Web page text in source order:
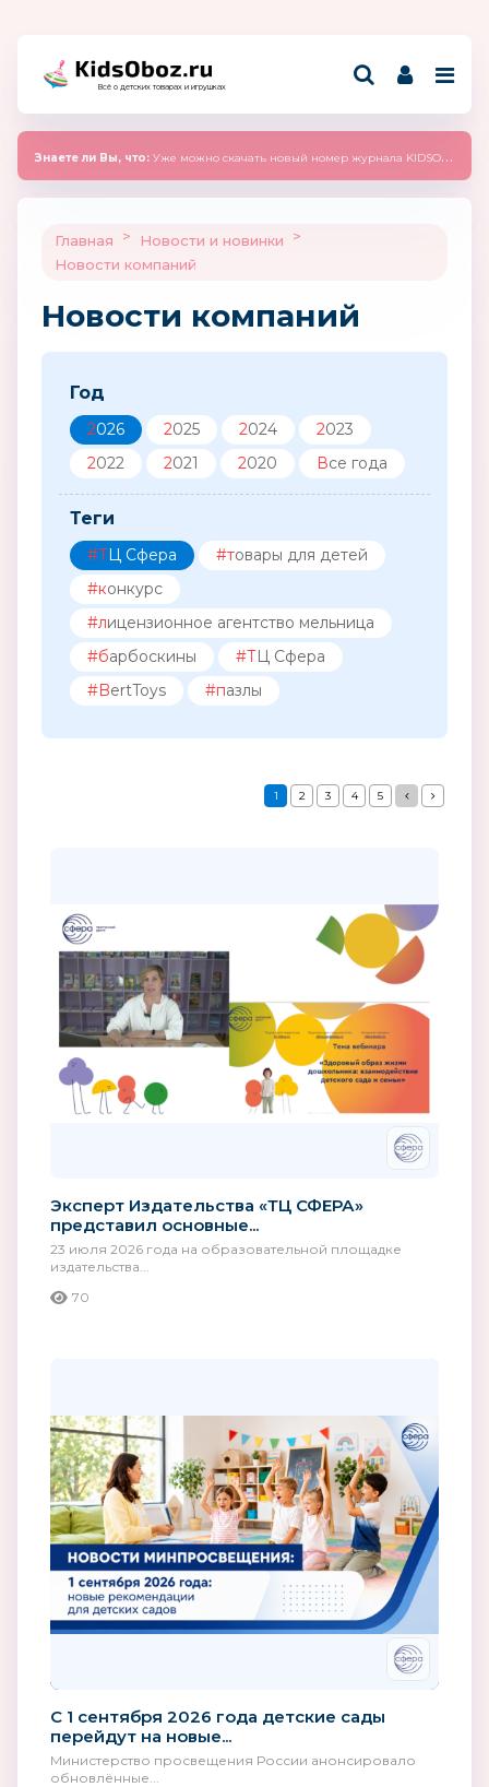
Всё о детских товарах и игрушках
Знаете ли Вы, что: Уже можно скачать новый номер журнала KIDSOBOZ 2025 (сентябрь)
Главная > Новости и новинки
>
Новости компаний
Новости компаний
Год
2026 2025 2024
2023
2022
2021 2020 Все года
Теги
#ТЦ Сфера
#товары для детей
#конкурс
#лицензионное агентство мельница
#барбоскины
#ТЦ Сфера
#BertToys
#пазлы
1 2 3 4 5
Эксперт Издательства «ТЦ СФЕРА»
представил основные...
23 июля 2026 года на образовательной площадке
издательства...
70
С 1 сентября 2026 года детские сады
перейдут на новые...
Министерство просвещения России анонсировало
обновлённые...